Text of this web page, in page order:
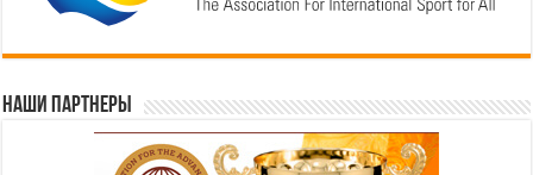
Наши партнеры